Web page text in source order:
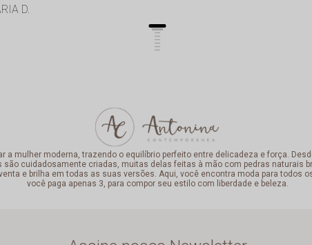
D.
a mulher moderna, trazendo o equilíbrio perfeito entre delicadeza e força.
cuidadosamente criadas, muitas delas feitas à mão com pedras naturais
e brilha em todas as suas versões. Aqui, você encontra moda para todos
você paga apenas 3, para compor seu estilo com liberdade e beleza.